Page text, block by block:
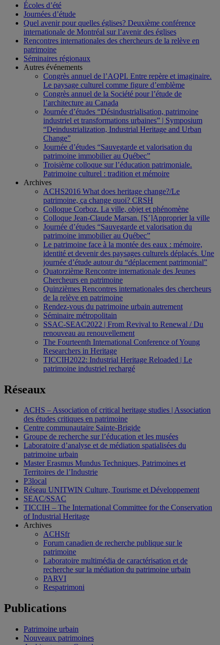
Écoles d’été
Journées d’étude
Quel avenir pour quelles églises? Deuxième conférence
internationale de Montréal sur l’avenir des églises
Rencontres internationales des chercheurs de la relève en
patrimoine
Séminaires régionaux
Autres événements
Congrès annuel de l’AQPI. Entre repère et imaginaire.
Le paysage culturel comme figure d’emblème
Congrès annuel de la Société pour l’étude de
l’architecture au Canada
Journée d’études “Désindustrialisation, patrimoine
industriel et transformations urbaines” | Symposium
“Deindustrialization, Industrial Heritage and Urban
Change”
Journée d’études “Sauvegarde et valorisation du
patrimoine immobilier au Québec”
Troisième colloque sur l’éducation patrimoniale.
Patrimoine culturel : tradition et mémoire
Archives
ACHS2016 What does heritage change?/Le
patrimoine, ça change quoi? CRSH
Colloque Corboz. La ville, objet et phénomène
Colloque Jean-Claude Marsan. [S’]Approprier la ville
Journée d’études “Sauvegarde et valorisation du
patrimoine immobilier au Québec”
Le patrimoine face à la montée des eaux : mémoire,
identité et devenir des paysages culturels déplacés. Une
journée d’étude autour du “déplacement patrimonial”
Quatorzième Rencontre internationale des Jeunes
Chercheurs en patrimoine
Quinzièmes Rencontres internationales des chercheurs
de la relève en patrimoine
Rendez-vous du patrimoine urbain autrement
Séminaire métropolitain
SSAC-SEAC2022 | From Revival to Renewal / Du
renouveau au renouvellement
The Fourteenth International Conference of Young
Researchers in Heritage
TICCIH2022: Industrial Heritage Reloaded | Le
patrimoine industriel rechargé
Réseaux
ACHS – Association of critical heritage studies | Association
des études critiques en patrimoine
Centre communautaire Sainte-Brigide
Groupe de recherche sur l’éducation et les musées
Laboratoire d’analyse et de médiation spatialisées du
patrimoine urbain
Master Erasmus Mundus Techniques, Patrimoines et
Territoires de l’Industrie
P3local
Réseau UNITWIN Culture, Tourisme et Développement
SEAC/SSAC
TICCIH – The International Committee for the Conservation
of Industrial Heritage
Archives
ACHSfr
Forum canadien de recherche publique sur le
patrimoine
Laboratoire multimédia de caractérisation et de
recherche sur la médiation du patrimoine urbain
PARVI
Respatrimoni
Publications
Patrimoine urbain
Nouveaux patrimoines